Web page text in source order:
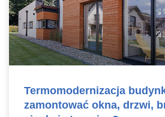
Termomodernizacja
zamontować okna, drzwi,